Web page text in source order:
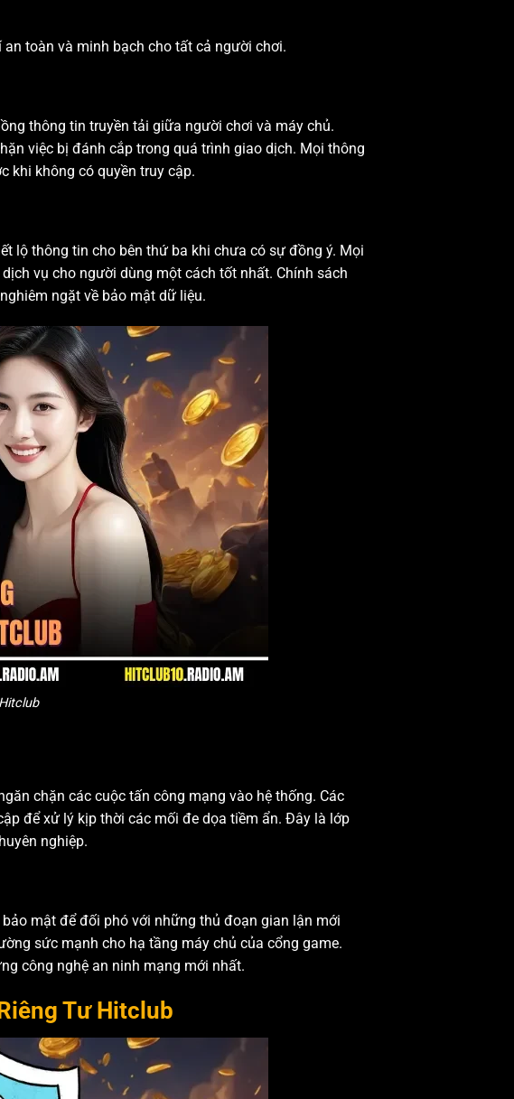
toàn và minh bạch cho tất cả người chơi.
thông tin truyền tải giữa người chơi và máy chủ.
việc bị đánh cắp trong quá trình giao dịch. Mọi thông
khi không có quyền truy cập.
lộ thông tin cho bên thứ ba khi chưa có sự đồng ý. Mọi
vụ cho người dùng một cách tốt nhất. Chính sách
ngặt về bảo mật dữ liệu.
chặn các cuộc tấn công mạng vào hệ thống. Các
để xử lý kịp thời các mối đe dọa tiềm ẩn. Đây là lớp
nghiệp.
mật để đối phó với những thủ đoạn gian lận mới
sức mạnh cho hạ tầng máy chủ của cổng game.
công nghệ an ninh mạng mới nhất.
Tư Hitclub